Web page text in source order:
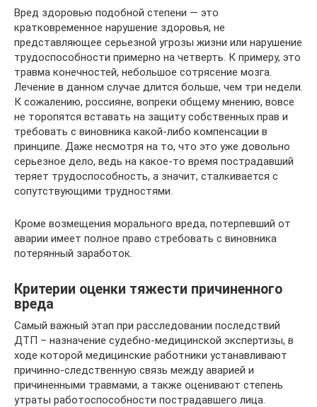
Вред здоровью подобной степени — это
кратковременное нарушение здоровья, не
представляющее серьезной угрозы жизни или нарушение
трудоспособности примерно на четверть. К примеру, это
травма конечностей, небольшое сотрясение мозга.
Лечение в данном случае длится больше, чем три недели.
К сожалению, россияне, вопреки общему мнению, вовсе
не торопятся вставать на защиту собственных прав и
требовать с виновника какой-либо компенсации в
принципе. Даже несмотря на то, что это уже довольно
серьезное дело, ведь на какое-то время пострадавший
теряет трудоспособность, а значит, сталкивается с
сопутствующими трудностями.
Кроме возмещения морального вреда, потерпевший от
аварии имеет полное право стребовать с виновника
потерянный заработок.
Критерии оценки тяжести причиненного
вреда
Самый важный этап при расследовании последствий
ДТП – назначение судебно-медицинской экспертизы, в
ходе которой медицинские работники устанавливают
причинно-следственную связь между аварией и
причиненными травмами, а также оценивают степень
утраты работоспособности пострадавшего лица.